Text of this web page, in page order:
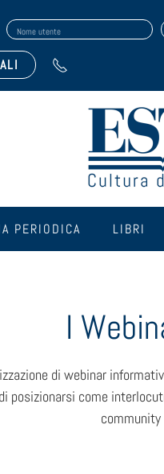
Nome utente
PERIODICA LIBRI
I
di webinar
posizionarsi come